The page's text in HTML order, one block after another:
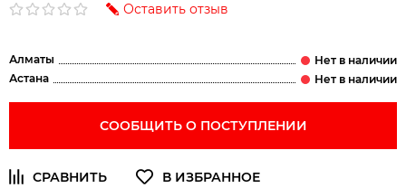
Оставить отзыв
Алматы
Астана
СООБЩИТЬ О ПОСТУПЛЕНИИ